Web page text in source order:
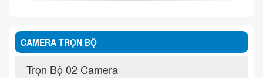
CAMERA TRỌN BỘ
Trọn Bộ 02 Camera